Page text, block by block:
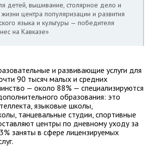
детей, вышивание, столярное дело и
центра популяризации и развития
языка и культуры — победителя
на Кавказе»
и развивающие услуги для
90 тысяч малых и средних
— около 88% — специализируются
образования: это
языковые школы,
танцевальные студии, спортивные
центры по дневному уходу за
заняты в сфере лицензируемых